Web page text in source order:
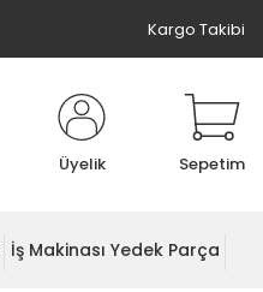
Kargo Takibi
Üyelik Sepetim
İş Makinası Yedek Parça